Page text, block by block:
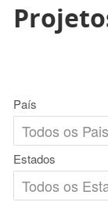
País
Estados